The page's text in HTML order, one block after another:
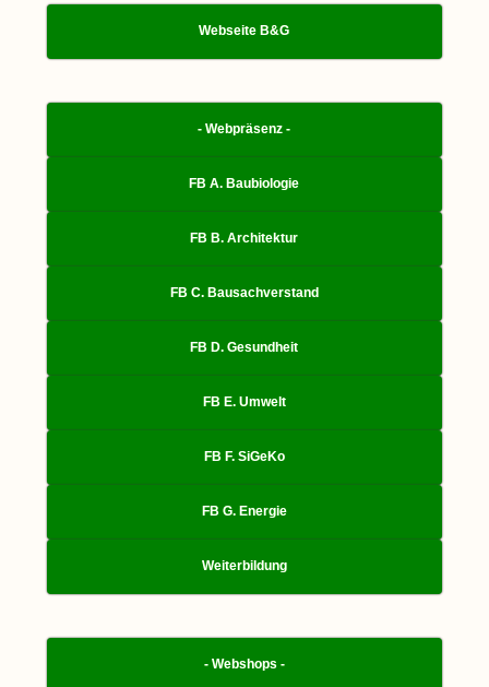
Webseite B&G
- Webpräsenz -
FB A. Baubiologie
FB B. Architektur
FB C. Bausachverstand
FB D. Gesundheit
FB E. Umwelt
FB F. SiGeKo
FB G. Energie
Weiterbildung
- Webshops -